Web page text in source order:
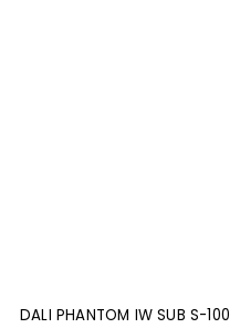
DALI PHANTOM IW SUB S-100